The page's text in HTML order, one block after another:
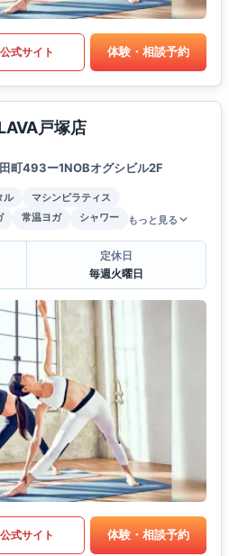
公式サイト 体験・相談予約
戸塚店
町493ー1NOBオグシビル2F
ル
マシンピラティス
常温ヨガ シャワー もっと見る
定休日
毎週火曜日
公式サイト 体験・相談予約